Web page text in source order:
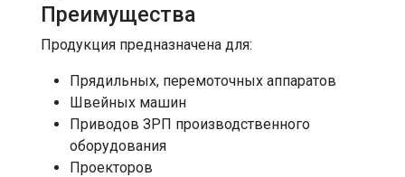
Преимущества
Продукция предназначена для:
Прядильных, перемоточных аппаратов
Швейных машин
Приводов ЗРП производственного
оборудования
Проекторов